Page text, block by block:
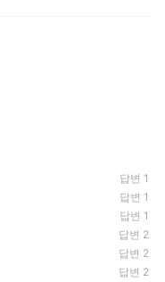
답변 1
답변 1
답변 1
답변 2
답변 2
답변 2